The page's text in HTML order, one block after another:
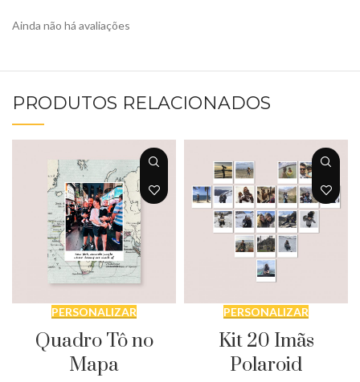
Ainda não há avaliações
PRODUTOS RELACIONADOS
PERSONALIZAR
Quadro Tô no
Mapa
PERSONALIZAR
Kit 20 Imãs
Polaroid